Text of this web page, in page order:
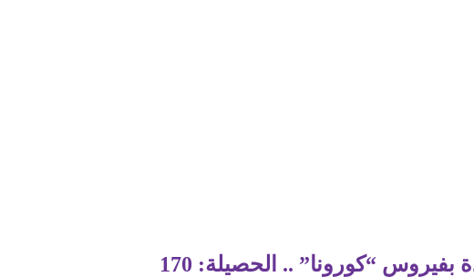
“كورونا” .. الحصيلة: 170